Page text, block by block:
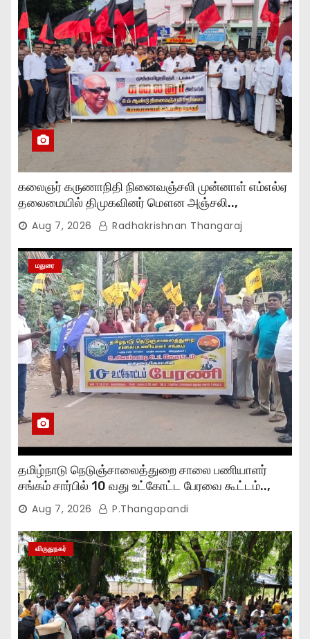
கலைஞர் கருணாநிதி நினைவஞ்சலி முன்னாள் எம்எல்ஏ
தலைமையில் திமுகவினர் மௌன அஞ்சலி..,
Aug 7, 2026 Radhakrishnan Thangaraj
மதுரை
தமிழ்நாடு நெடுஞ்சாலைத்துறை சாலை பணியாளர்
சங்கம் சார்பில் 10 வது உட்கோட்ட பேரவை கூட்டம்..,
Aug 7, 2026 P.Thangapandi
விருதுநகர்